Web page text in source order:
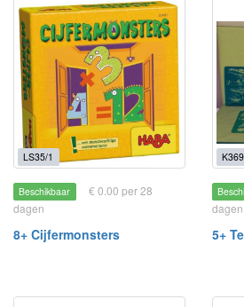
LS35/1
Beschikbaar
€ 0.00 per 28
dagen
8+ Cijfermonsters
dagen
5+